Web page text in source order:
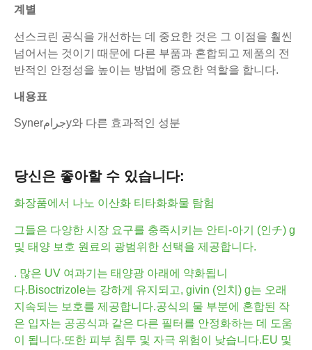
계별
선스크린 공식을 개선하는 데 중요한 것은 그 이점을 훨씬
넘어서는 것이기 때문에 다른 부품과 혼합되고 제품의 전
반적인 안정성을 높이는 방법에 중요한 역할을 합니다.
내용표
Synerجرامy와 다른 효과적인 성분
당신은 좋아할 수 있습니다:
화장품에서 나노 이산화 티타화화물 탐험
그들은 다양한 시장 요구를 충족시키는 안티-아기 (인チ) g
및 태양 보호 원료의 광범위한 선택을 제공합니다.
. 많은 UV 여과기는 태양광 아래에 약화됩니
다.Bisoctrizole는 강하게 유지되고, givin (인치) g는 오래
지속되는 보호를 제공합니다.공식의 물 부분에 혼합된 작
은 입자는 공공식과 같은 다른 필터를 안정화하는 데 도움
이 됩니다.또한 피부 침투 및 자극 위험이 낮습니다.EU 및